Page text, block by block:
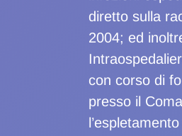
diretto sulla
2004; ed
con corso di
presso il